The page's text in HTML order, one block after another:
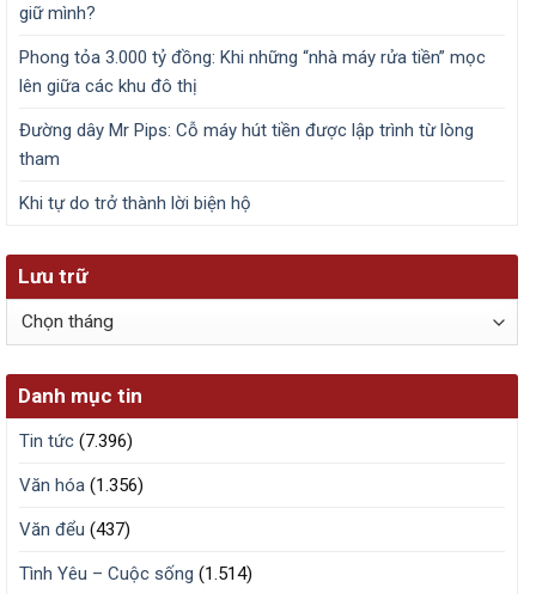
giữ mình?
Phong tỏa 3.000 tỷ đồng: Khi những “nhà máy rửa tiền” mọc
lên giữa các khu đô thị
Đường dây Mr Pips: Cỗ máy hút tiền được lập trình từ lòng
tham
Khi tự do trở thành lời biện hộ
Lưu trữ
Lưu
Danh mục tin
Tin tức (7.396)
Văn hóa (1.356)
Văn đểu (437)
Tình Yêu – Cuộc sống (1.514)